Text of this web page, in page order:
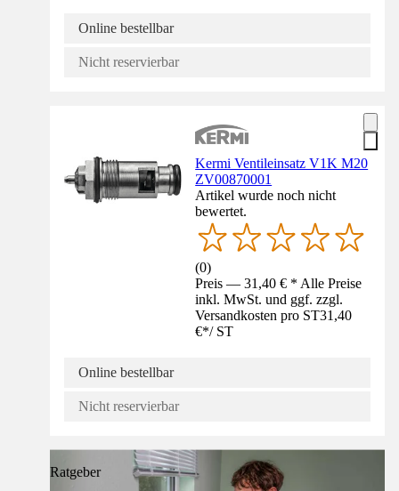
Online bestellbar
Nicht reservierbar
Kermi Ventileinsatz V1K M20
ZV00870001
Artikel wurde noch nicht
bewertet.
(0)
Preis — 31,40 € * Alle Preise
inkl. MwSt. und ggf. zzgl.
Versandkosten pro ST31,40
€*/ ST
Online bestellbar
Nicht reservierbar
Ratgeber